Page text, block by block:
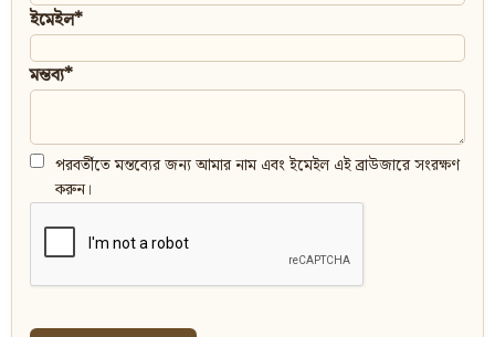
ইমেইল*
মন্তব্য*
পরবর্তীতে মন্তব্যের জন্য আমার নাম এবং ইমেইল এই ব্রাউজারে সংরক্ষণ
করুন।